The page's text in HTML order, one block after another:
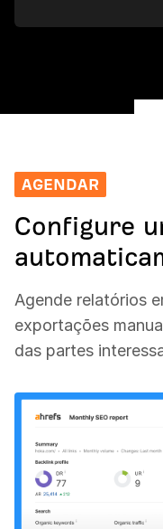
AGENDAR
Configure
Agende relatórios
exportações
das partes